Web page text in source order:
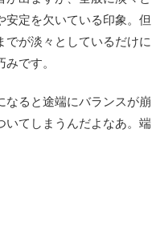
安定を欠いている印象。但
でが淡々としているだけに
です。
なると途端にバランスが崩
いてしまうんだよなあ。端